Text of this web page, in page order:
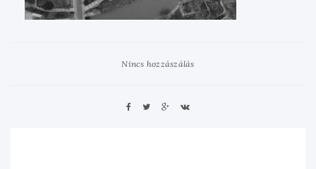
Nincs hozzászálás